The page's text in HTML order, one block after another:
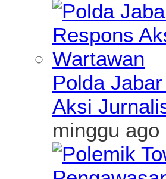
Polda
Aksi
minggu ago